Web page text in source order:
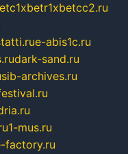
e-abis1c.ru
dark-sand.ru
sib-archives.ru
1-mus.ru
factory.ru